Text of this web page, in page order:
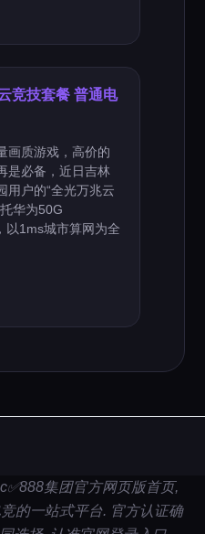
竞技套餐 普通电
画质游戏，高价的
是必备，近日吉林
用户的“全光万兆云
华为50G
以1ms城市算网为全
集团官方网页版首页,
的一站式平台. 官方认证确